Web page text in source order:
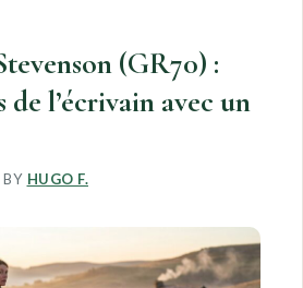
(GR70) :
de l’écrivain avec un
BY HUGO F.